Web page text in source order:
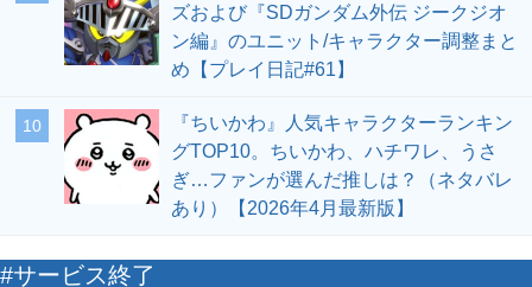
ズおよび『SDガンダム外伝 ジークジオ
ン編』のユニット/キャラクター調整まと
め【プレイ日記#61】
10
『ちいかわ』人気キャラクターランキン
グTOP10。ちいかわ、ハチワレ、うさ
ぎ…ファンが選んだ推しは？（ネタバレ
あり）【2026年4月最新版】
#サービス終了